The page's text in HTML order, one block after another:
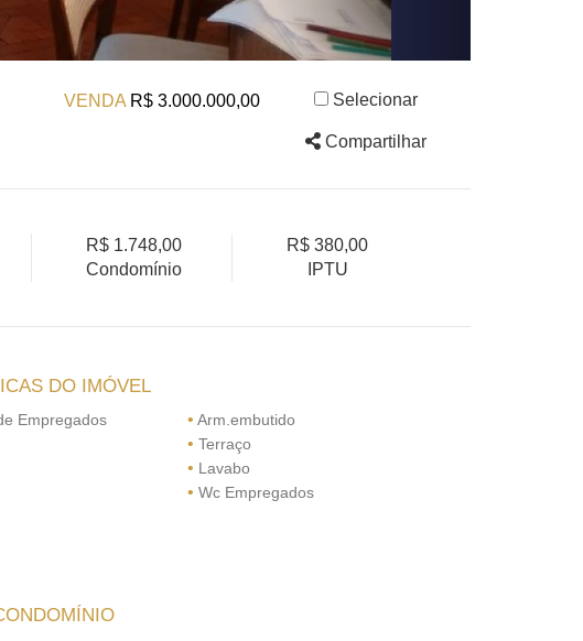
VENDA R$ 3.000.000,00 Selecionar
Compartilhar
R$ 1.748,00
Condomínio
R$ 380,00
IPTU
DO IMÓVEL
Empregados • Arm.embutido
• Terraço
• Lavabo
• Wc Empregados